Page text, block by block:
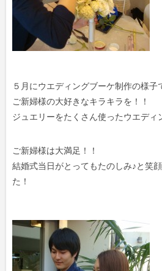
５月にウエディングブーケ制作の様子
ご新婦様の大好きなキラキラを！！
ジュエリーをたくさん使ったウエディ
ご新婦様は大満足！！
結婚式当日がとってもたのしみ♪と笑
た！